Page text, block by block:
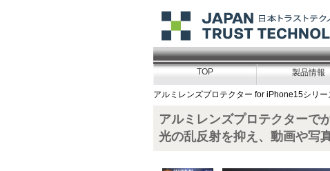
TOP 製品情報
アルミレンズプロテクター for iPhone15シリー
アルミレンズプロテクターで
光の乱反射を抑え、動画や写